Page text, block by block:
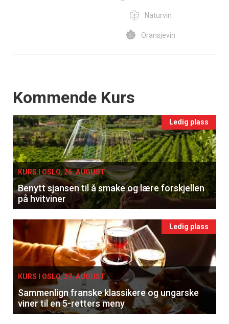
Naturvin
Oransjevin
Events
Kommende Kurs
Ledig plass
KURS I OSLO, 26. AUGUST
Benytt sjansen til å smake og lære forskjellen
på hvitviner
Ledig plass
KURS I OSLO, 27. AUGUST
Sammenlign franske klassikere og ungarske
viner til en 5-retters meny